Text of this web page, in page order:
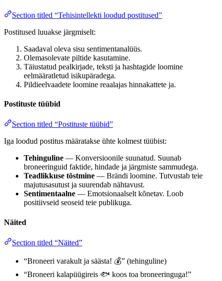
Section titled “Tehisintellekti loodud postitused”
Postitused luuakse järgmiselt:
Saadaval oleva sisu sentimentanalüüs.
Olemasolevate piltide kasutamine.
Täiustatud pealkirjade, teksti ja hashtagide loomine
eelmääratletud isikupäradega.
Pildieelvaadete loomine reaalajas hinnakattete ja.
Postituste tüübid
Section titled “Postituste tüübid”
Iga loodud postitus määratakse ühte kolmest tüübist:
Tehinguline — Konversioonile suunatud. Suunab
broneeringuid faktide, hindade ja järgmiste sammudega.
Teadlikkuse tõstmine — Brändi loomine. Tutvustab teie
majutusasutust ja suurendab nähtavust.
Sentimentaalne — Emotsionaalselt kõnetav. Loob
positiivseid seoseid teie publikuga.
Näited
Section titled “Näited”
“Broneeri varakult ja säästa! 💰” (tehinguline)
“Broneeri kalapüügireis 🐟 koos toa broneeringuga!”